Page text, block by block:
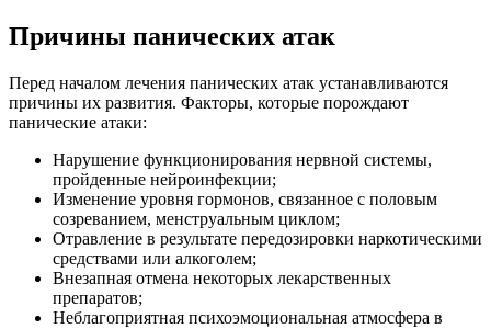
Причины панических атак
Перед началом лечения панических атак устанавливаются
причины их развития. Факторы, которые порождают
панические атаки:
Нарушение функционирования нервной системы,
пройденные нейроинфекции;
Изменение уровня гормонов, связанное с половым
созреванием, менструальным циклом;
Отравление в результате передозировки наркотическими
средствами или алкоголем;
Внезапная отмена некоторых лекарственных
препаратов;
Неблагоприятная психоэмоциональная атмосфера в